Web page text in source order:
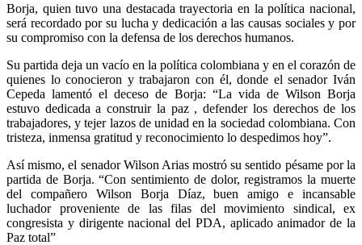
Borja, quien tuvo una destacada trayectoria en la política nacional,
será recordado por su lucha y dedicación a las causas sociales y por
su compromiso con la defensa de los derechos humanos.
Su partida deja un vacío en la política colombiana y en el corazón de
quienes lo conocieron y trabajaron con él, donde el senador Iván
Cepeda lamentó el deceso de Borja: “La vida de Wilson Borja
estuvo dedicada a construir la paz , defender los derechos de los
trabajadores, y tejer lazos de unidad en la sociedad colombiana. Con
tristeza, inmensa gratitud y reconocimiento lo despedimos hoy”.
Así mismo, el senador Wilson Arias mostró su sentido pésame por la
partida de Borja. “Con sentimiento de dolor, registramos la muerte
del compañero Wilson Borja Díaz, buen amigo e incansable
luchador proveniente de las filas del movimiento sindical, ex
congresista y dirigente nacional del PDA, aplicado animador de la
Paz total”